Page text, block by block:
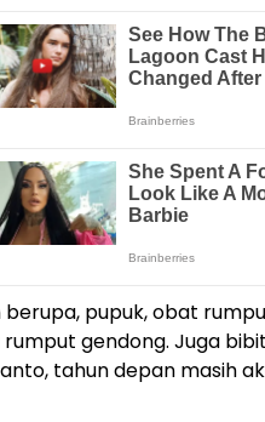
pupuk, obat
gendong. Juga
tahun depan masih